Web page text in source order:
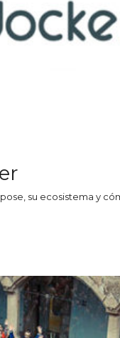
su ecosistema y